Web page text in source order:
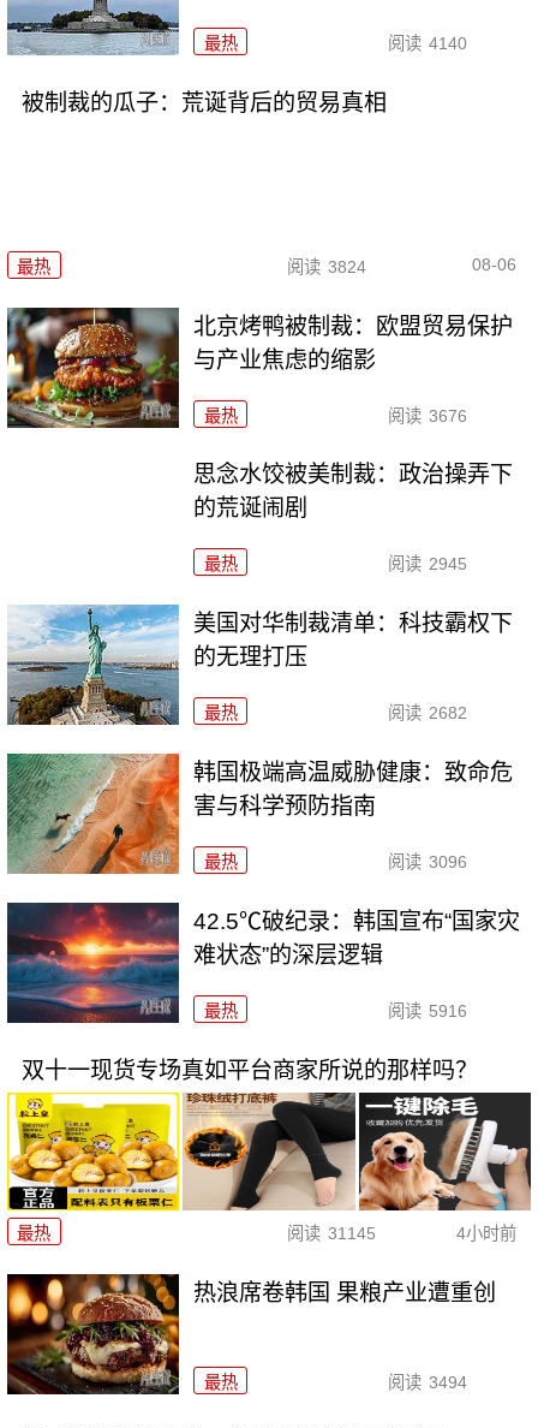
最热 阅读 4140
被制裁的瓜子：荒诞背后的贸易真相
最热 阅读 3824 08-06
北京烤鸭被制裁：欧盟贸易保护
与产业焦虑的缩影
最热 阅读 3676
思念水饺被美制裁：政治操弄下
的荒诞闹剧
最热 阅读 2945
美国对华制裁清单：科技霸权下
的无理打压
最热 阅读 2682
韩国极端高温威胁健康：致命危
害与科学预防指南
最热 阅读 3096
42.5℃破纪录：韩国宣布“国家灾
难状态”的深层逻辑
最热 阅读 5916
双十一现货专场真如平台商家所说的那样吗？
最热 阅读 31145 4小时前
热浪席卷韩国 果粮产业遭重创
最热 阅读 3494